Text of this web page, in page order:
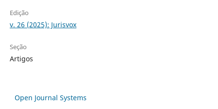
Edição
v. 26 (2025): Jurisvox
Seção
Artigos
Open Journal Systems